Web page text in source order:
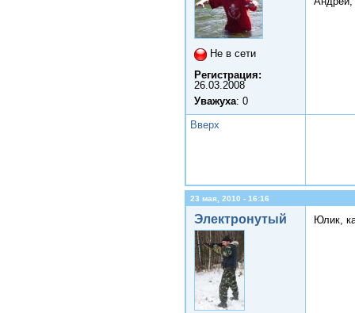
Не в сети
Регистрация:
26.03.2008
Уважуха: 0
Вверх
23 мая, 2010 - 16:16
Электронутый Юлик,